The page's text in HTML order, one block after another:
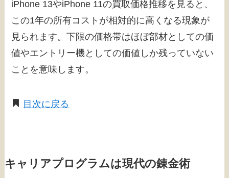
iPhone 13やiPhone 11の買取価格推移を見ると、
この1年の所有コストが相対的に高くなる現象が
見られます。下限の価格帯はほぼ部材としての価
値やエントリー機としての価値しか残っていない
ことを意味します。
目次に戻る
キャリアプログラムは現代の錬金術